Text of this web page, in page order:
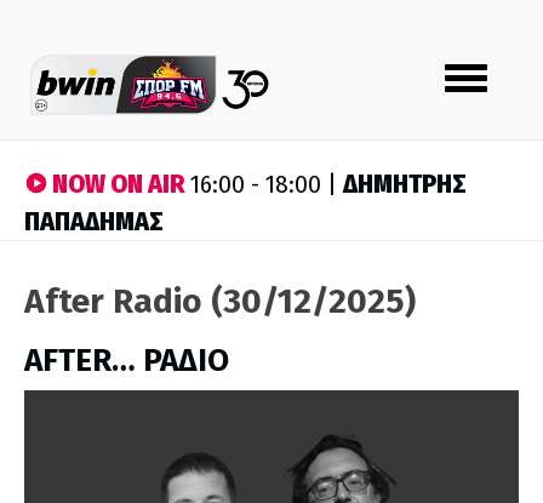
Toggle
navigation
NOW ON AIR16:00 - 18:00 |ΔΗΜΗΤΡΗΣ
ΠΑΠΑΔΗΜΑΣ
After Radio (30/12/2025)
AFTER… ΡΑΔΙΟ